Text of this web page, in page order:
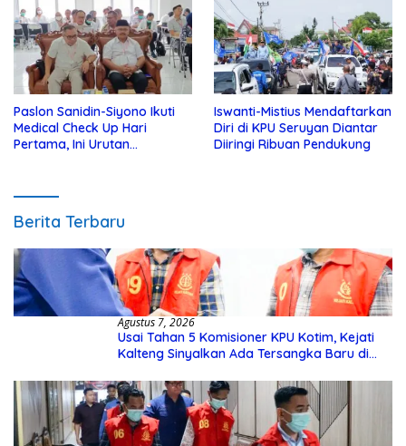
Paslon Sanidin-Siyono Ikuti
Medical Check Up Hari
Pertama, Ini Urutan
Iswanti-Mistius Mendaftarkan
Diri di KPU Seruyan Diantar
Diiringi Ribuan Pendukung
Berita Terbaru
Agustus 7, 2026
Usai Tahan 5 Komisioner KPU Kotim, Kejati
Kalteng Sinyalkan Ada Tersangka Baru di